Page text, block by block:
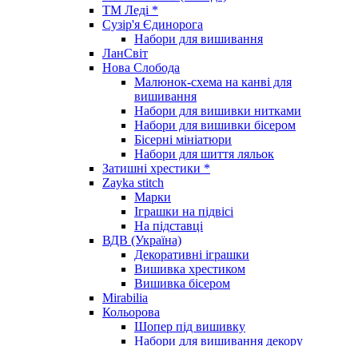
ТМ Леді *
Сузір'я Єдинорога
Набори для вишивання
ЛанСвіт
Нова Слобода
Малюнок-схема на канві для
вишивання
Набори для вишивки нитками
Набори для вишивки бісером
Бісерні мініатюри
Набори для шиття ляльок
Затишні хрестики *
Zayka stitch
Марки
Іграшки на підвісі
На підставці
ВДВ (Україна)
Декоративні іграшки
Вишивка хрестиком
Вишивка бісером
Mirabilia
Кольорова
Шопер під вишивку
Набори для вишивання декору